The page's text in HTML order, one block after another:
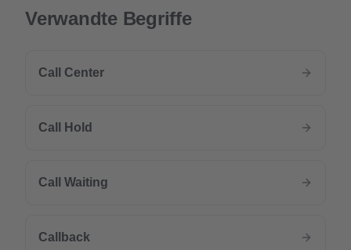
Verwandte Begriffe
Call Center
Call Hold
Call Waiting
Callback